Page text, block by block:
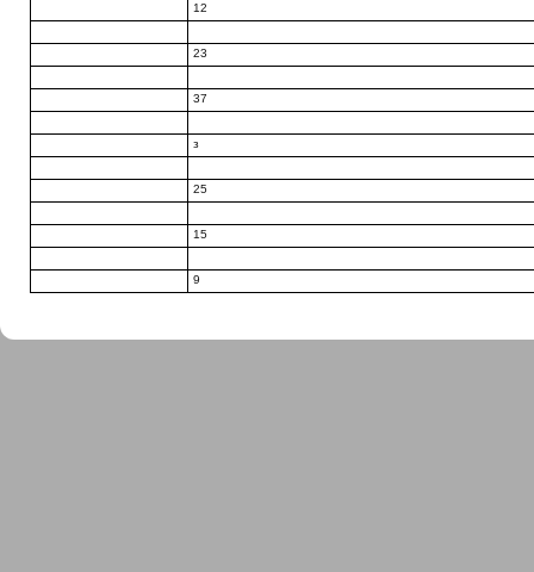
12
23
37
з
25
15
9